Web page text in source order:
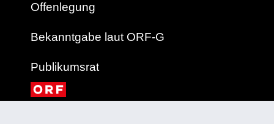
Offenlegung
Bekanntgabe laut ORF-G
Publikumsrat